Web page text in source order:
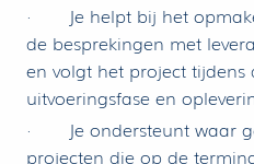
· Je helpt bij het
de besprekingen met
en volgt het project tijdens
uitvoeringsfase en
· Je ondersteunt waar
projecten die op de